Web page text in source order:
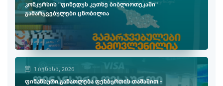
კონკურსის "ფინედუს კუთხე ბიბლიოთეკაში"
გამარჯვებულები ცნობილია
1 ივნისი, 2026
ფინანსური განათლება ფეხბურთის თამაშით -